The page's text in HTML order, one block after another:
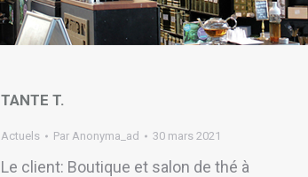
TANTE T.
Actuels Par Anonyma_ad 30 mars 2021
Le client: Boutique et salon de thé à